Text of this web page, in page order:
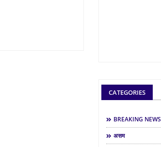
CATEGORIES
BREAKING NEWS
असम